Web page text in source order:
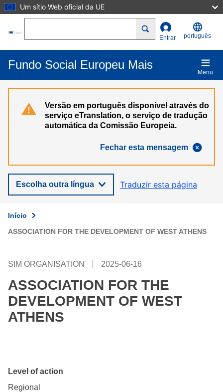
Passar para o conteúdo principal
Um sítio Web oficial da UE
Entrar português
Fundo Social Europeu Mais
Menu
Fechar esta mensagem
Versão em português disponível através do
serviço eTranslation, o serviço de tradução
automática da Comissão Europeia.
Escolha outra língua Traduzir esta página
Início
ASSOCIATION FOR THE DEVELOPMENT OF WEST ATHENS
SIM ORGANISATION 2025-06-16
ASSOCIATION FOR THE
DEVELOPMENT OF WEST
ATHENS
Level of action
Regional